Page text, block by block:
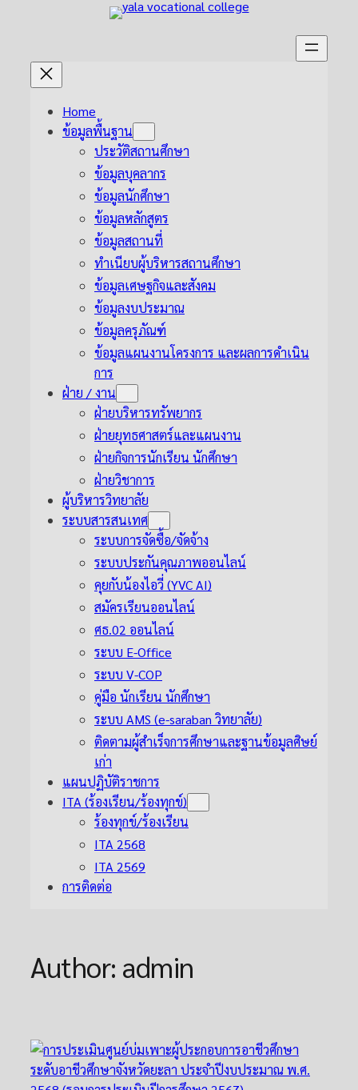
Home
ข้อมูลพื้นฐาน
ประวัติสถานศึกษา
ข้อมูลบุคลากร
ข้อมูลนักศึกษา
ข้อมูลหลักสูตร
ข้อมูลสถานที่
ทำเนียบผู้บริหารสถานศึกษา
ข้อมูลเศษฐกิจและสังคม
ข้อมูลงบประมาณ
ข้อมูลครุภัณฑ์
ข้อมูลแผนงานโครงการ และผลการดำเนิน
การ
ฝ่าย / งาน
ฝ่ายบริหารทรัพยากร
ฝ่ายยุทธศาสตร์และแผนงาน
ฝ่ายกิจการนักเรียน นักศึกษา
ฝ่ายวิชาการ
ผู้บริหารวิทยาลัย
ระบบสารสนเทศ
ระบบการจัดซื้อ/จัดจ้าง
ระบบประกันคุณภาพออนไลน์
คุยกับน้องไอวี่ (YVC AI)
สมัครเรียนออนไลน์
ศธ.02 ออนไลน์
ระบบ E-Office
ระบบ V-COP
คู่มือ นักเรียน นักศึกษา
ระบบ AMS (e-saraban วิทยาลัย)
ติดตามผู้สำเร็จการศึกษาและฐานข้อมูลศิษย์
เก่า
แผนปฏิบัติราชการ
ITA (ร้องเรียน/ร้องทุกข์)
ร้องทุกข์/ร้องเรียน
ITA 2568
ITA 2569
การติดต่อ
Author: admin